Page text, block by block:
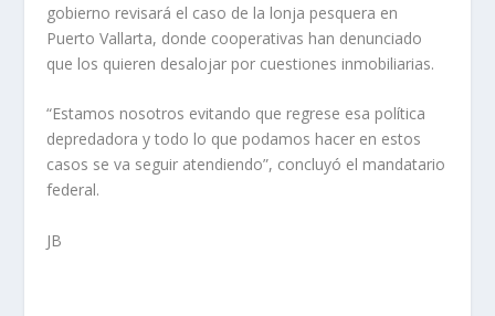
gobierno revisará el caso de la lonja pesquera en
Puerto Vallarta, donde cooperativas han denunciado
que los quieren desalojar por cuestiones inmobiliarias.
“Estamos nosotros evitando que regrese esa política
depredadora y todo lo que podamos hacer en estos
casos se va seguir atendiendo”, concluyó el mandatario
federal.
JB